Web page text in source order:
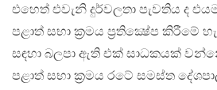
එහෙත් එවැනි දුර්වලතා පැවතිය ද
පළාත් සභා ක්‍රමය ප්‍රතික්‍ෂේප කිරීමේ
සඳහා බලපා ඇති එක් සාධකයක්
පළාත් සභා ක්‍රමය රටේ සමස්ත